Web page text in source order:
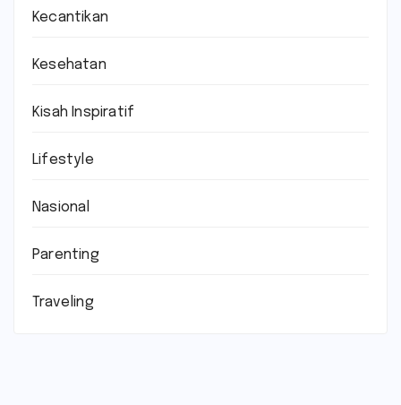
Kecantikan
Kesehatan
Kisah Inspiratif
Lifestyle
Nasional
Parenting
Traveling